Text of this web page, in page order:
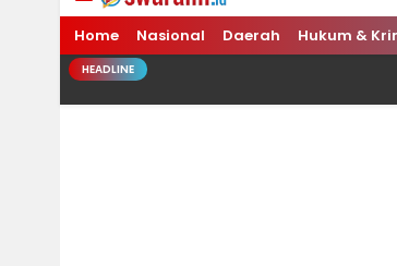
Swara Lin
Independent, Tajam & Profesional
Home Nasional Daerah Hukum &
HEADLINE